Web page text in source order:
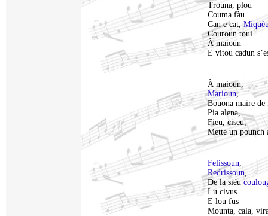
Trouna, plou
Couma fàu.
Can e cat,
Couroun toui
À maioun
E vitou cadun
À maioun,
Marioun,
Bouona maire de
Pia alena,
Fieu, ciseu,
Mette un pounch
Felissoun,
Redrissoun,
De la siéu
Lu civus
E lou fus
Mounta, cala,